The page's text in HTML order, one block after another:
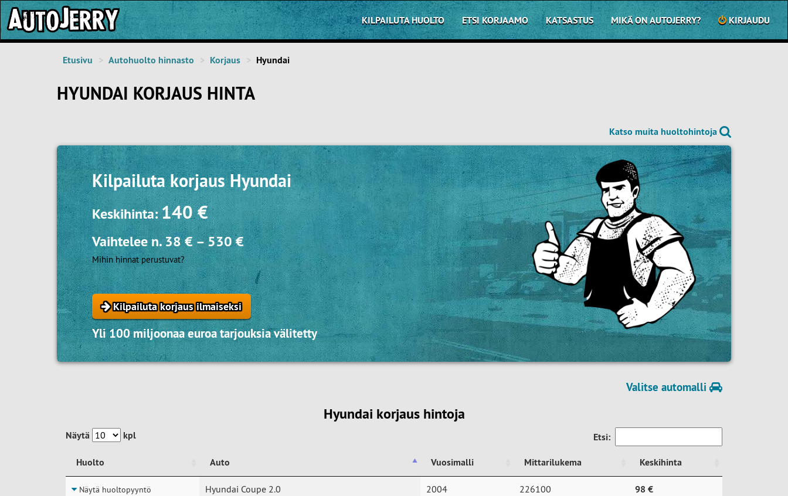
KILPAILUTA HUOLTO ETSI KORJAAMO KATSASTUS MIKÄ ON AUTOJERRY? KIRJAUDU
Etusivu Autohuolto hinnasto Korjaus Hyundai
HYUNDAI KORJAUS HINTA
Katso muita huoltohintoja
Kilpailutakorjaus Hyundai
Keskihinta:140 €
Vaihtelee n. 38 €– 530 €
Mihin hinnat perustuvat?
Kilpailuta korjaus ilmaiseksi
Yli 100 miljoonaa euroa tarjouksia välitetty
Valitse automalli
Hyundai korjaus hintoja
Näytä kpl Etsi:
Huolto Auto Vuosimalli Mittarilukema
Keskihinta
Huolto
Auto Vuosimalli Mittarilukema Keskihinta
Näytä huoltopyyntö Hyundai Coupe 2.0 2004 226100 98 €